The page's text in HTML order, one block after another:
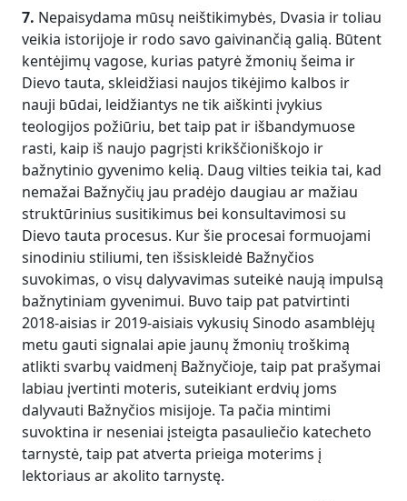
7. Nepaisydama mūsų neištikimybės, Dvasia ir toliau
veikia istorijoje ir rodo savo gaivinančią galią. Būtent
kentėjimų vagose, kurias patyrė žmonių šeima ir
Dievo tauta, skleidžiasi naujos tikėjimo kalbos ir
nauji būdai, leidžiantys ne tik aiškinti įvykius
teologijos požiūriu, bet taip pat ir išbandymuose
rasti, kaip iš naujo pagrįsti krikščioniškojo ir
bažnytinio gyvenimo kelią. Daug vilties teikia tai, kad
nemažai Bažnyčių jau pradėjo daugiau ar mažiau
struktūrinius susitikimus bei konsultavimosi su
Dievo tauta procesus. Kur šie procesai formuojami
sinodiniu stiliumi, ten išsiskleidė Bažnyčios
suvokimas, o visų dalyvavimas suteikė naują impulsą
bažnytiniam gyvenimui. Buvo taip pat patvirtinti
2018-aisias ir 2019-aisiais vykusių Sinodo asamblėjų
metu gauti signalai apie jaunų žmonių troškimą
atlikti svarbų vaidmenį Bažnyčioje, taip pat prašymai
labiau įvertinti moteris, suteikiant erdvių joms
dalyvauti Bažnyčios misijoje. Ta pačia mintimi
suvoktina ir neseniai įsteigta pasauliečio katecheto
tarnystė, taip pat atverta prieiga moterims į
lektoriaus ar akolito tarnystę.